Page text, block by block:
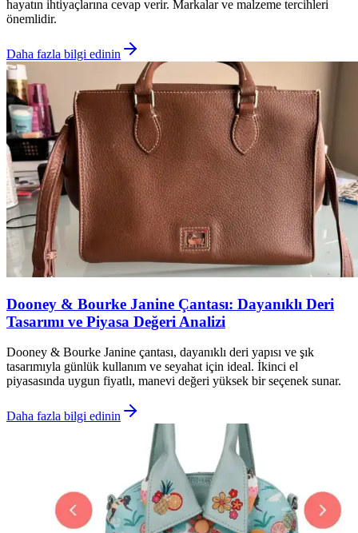
hayatın ihtiyaçlarına cevap verir. Markalar ve malzeme tercihleri
önemlidir.
Daha fazla bilgi edinin
Dooney & Bourke Janine Çantası: Dayanıklı Deri
Tasarımı ve Piyasa Değeri Analizi
Dooney & Bourke Janine çantası, dayanıklı deri yapısı ve şık
tasarımıyla günlük kullanım ve seyahat için ideal. İkinci el
piyasasında uygun fiyatlı, manevi değeri yüksek bir seçenek sunar.
Daha fazla bilgi edinin